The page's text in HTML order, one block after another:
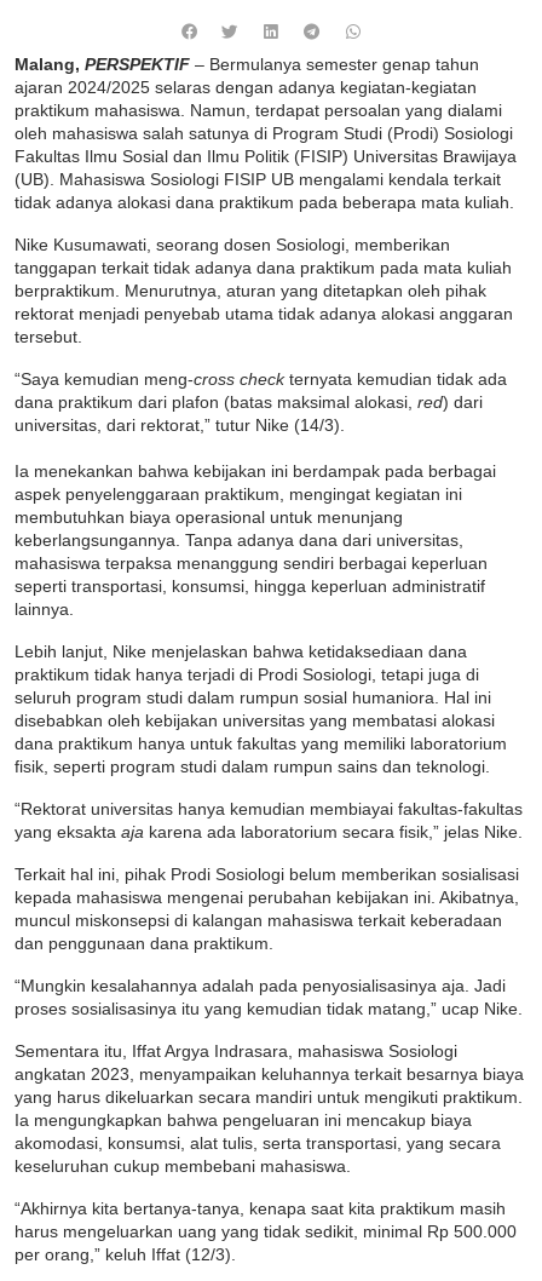
Malang, PERSPEKTIF – Bermulanya semester genap tahun
ajaran 2024/2025 selaras dengan adanya kegiatan-kegiatan
praktikum mahasiswa. Namun, terdapat persoalan yang dialami
oleh mahasiswa salah satunya di Program Studi (Prodi) Sosiologi
Fakultas Ilmu Sosial dan Ilmu Politik (FISIP) Universitas Brawijaya
(UB). Mahasiswa Sosiologi FISIP UB mengalami kendala terkait
tidak adanya alokasi dana praktikum pada beberapa mata kuliah.
Nike Kusumawati, seorang dosen Sosiologi, memberikan
tanggapan terkait tidak adanya dana praktikum pada mata kuliah
berpraktikum. Menurutnya, aturan yang ditetapkan oleh pihak
rektorat menjadi penyebab utama tidak adanya alokasi anggaran
tersebut.
“Saya kemudian meng-cross checkternyata kemudian tidak ada
dana praktikum dari plafon (batas maksimal alokasi, red) dari
universitas, dari rektorat,” tutur Nike (14/3).
Ia menekankan bahwa kebijakan ini berdampak pada berbagai
aspek penyelenggaraan praktikum, mengingat kegiatan ini
membutuhkan biaya operasional untuk menunjang
keberlangsungannya. Tanpa adanya dana dari universitas,
mahasiswa terpaksa menanggung sendiri berbagai keperluan
seperti transportasi, konsumsi, hingga keperluan administratif
lainnya.
Lebih lanjut, Nike menjelaskan bahwa ketidaksediaan dana
praktikum tidak hanya terjadi di Prodi Sosiologi, tetapi juga di
seluruh program studi dalam rumpun sosial humaniora. Hal ini
disebabkan oleh kebijakan universitas yang membatasi alokasi
dana praktikum hanya untuk fakultas yang memiliki laboratorium
fisik, seperti program studi dalam rumpun sains dan teknologi.
“Rektorat universitas hanya kemudian membiayai fakultas-fakultas
yang eksakta aja karena ada laboratorium secara fisik,” jelas Nike.
Terkait hal ini, pihak Prodi Sosiologi belum memberikan sosialisasi
kepada mahasiswa mengenai perubahan kebijakan ini. Akibatnya,
muncul miskonsepsi di kalangan mahasiswa terkait keberadaan
dan penggunaan dana praktikum.
“Mungkin kesalahannya adalah pada penyosialisasinya aja. Jadi
proses sosialisasinya itu yang kemudian tidak matang,” ucap Nike.
Sementara itu, Iffat Argya Indrasara, mahasiswa Sosiologi
angkatan 2023, menyampaikan keluhannya terkait besarnya biaya
yang harus dikeluarkan secara mandiri untuk mengikuti praktikum.
Ia mengungkapkan bahwa pengeluaran ini mencakup biaya
akomodasi, konsumsi, alat tulis, serta transportasi, yang secara
keseluruhan cukup membebani mahasiswa.
“Akhirnya kita bertanya-tanya, kenapa saat kita praktikum masih
harus mengeluarkan uang yang tidak sedikit, minimal Rp 500.000
per orang,” keluh Iffat (12/3).